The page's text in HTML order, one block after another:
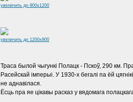
увеличить до 900x1200
увеличить до 1200x900
Траса былой чыгункі Полацк - Пскоў, 290 км.
Расейскай імперыі. У 1930-х бегалі па ёй
не аднавілася.
Ёсць пра яе цікавы расказ у вядомага